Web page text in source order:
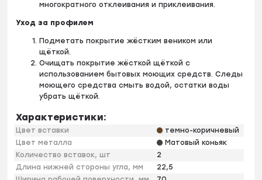
многократного отклеивания и приклеивания.
Уход за профилем
Подметать покрытие жёстким веником или
щёткой.
Очищать покрытие жёсткой щёткой с
использованием бытовых моющих средств. Следы
моющего средства смыть водой, остатки воды
убрать щёткой.
Характеристики:
Цвет вставки
темно-коричневый
Цвет металла
Матовый коньяк
Количество вставок, шт
2
Длина нижней стороны угла, мм
22,5